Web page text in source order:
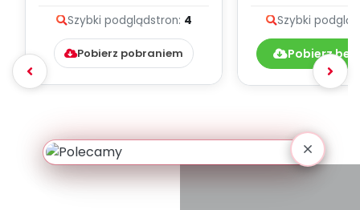
(PD)
Szybki podglądstron: 4
Pobierz pobraniem
Szybki podgląd
Pobierz